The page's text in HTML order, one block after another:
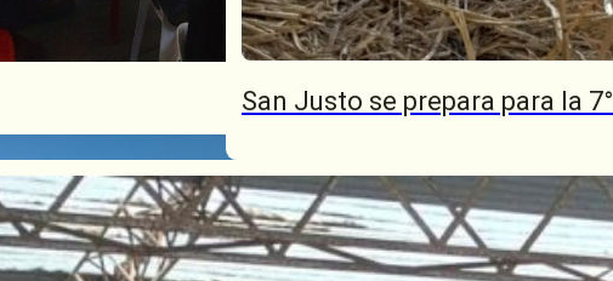
San Justo se prepara para la